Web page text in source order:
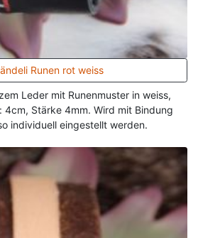
Runen rot weiss
Leder mit Runenmuster in weiss,
4cm, Stärke 4mm. Wird mit Bindung
individuell eingestellt werden.